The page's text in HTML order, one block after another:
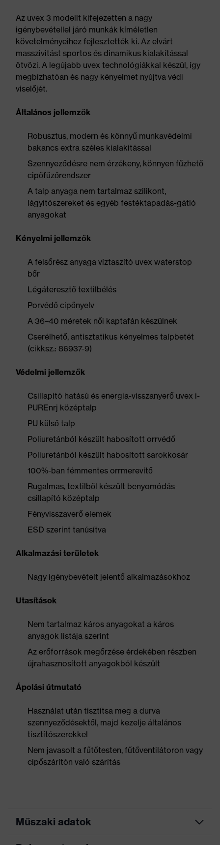
Az uvex 3 modellt kifejezetten a nagy
igénybevétellel járó munkák kíméletlen
követelményeihez fejlesztették ki. Az elvárt
masszivitást sportos és dinamikus kialakítással
ötvözi. A legújabb uvex technológiákkal készül, így
megbízhatóan és nagy kényelmet nyújtva védi
viselőjét.
Általános jellemzők
Robusztus, modern és könnyű munkavédelmi
bakancs extra széles kialakítással
Szennyeződésre nem érzékeny, könnyen fűzhető
cipőfűzőrendszer
A talp anyaga nem tartalmaz szilikont,
lágyítószereket és egyéb festéktapadás-gátló
anyagokat
Kényelmi jellemzők
A felsőrész anyaga víztaszító uvex waterstop
bőr
Légáteresztő textilbélés
Porvédő cipőnyelv
A 36–40 méretek női kaptafán készülnek
Cserélhető, antisztatikus kényelmes talpbetét
(cikksz.: 86937-9)
Védelmi jellemzők
Csillapító hatású és energia-visszanyerő uvex i-
PUREnrj középtalp
PU külső talp
Poliuretánból készült habosított orrvédő
Poliuretánból készült habosított sarokkosár
100%-ban fémmentes orrmerevítő
Rugalmas, textilből készült benyomódás-
csillapító középtalp
Fényvisszaverő elemek
ESD szerint tanúsítva
Alkalmazási területek
Nagy igénybevételt jelentő alkalmazásokhoz
Utasítások
Nem tartalmaz káros anyagokat a káros
anyagok listája szerint
Az erőforrások megőrzése érdekében részben
újrahasznosított anyagokból készült
Ápolási útmutató
Használat után tisztítsa meg a durva
szennyeződésektől, majd kezelje általános
tisztítószerekkel
Nem javasolt a fűtőtesten, fűtőventilátoron vagy
cipőszárítón való szárítás
Műszaki adatok